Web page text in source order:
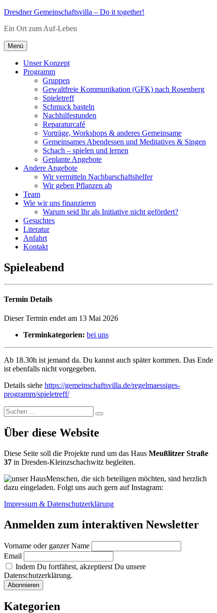
Zum
springen
Dresdner Gemeinschaftsvilla – Do it together!
Ein Ort zum Auf-Leben
Menü
Unser Konzept
Programm
Gruppen
Gewaltfreie Kommunikation (GFK) nach Rosenberg
Spieletreff
Schmuck basteln
Nachhilfestunden
Reparaturcafé
Vorträge, Workshops & anderes Gemeinsame
Gemeinsames Abendessen und Meditatives & Singen
Schach – spielen und lernen
Geplante Angebote
Andere Angebote
Wir vermitteln Nachbarschaftshelfer
Wir geben Pflanzen ab
Team
Wie wir uns finanzieren
Warum seid Ihr als Initiative nicht gefördert?
Gesuchtes
Literatur
Anfahrt
Kontakt
Spieleabend
Termin Details
Dieser Termin endet am 13 Mai 2026
Terminkategorien: bei uns
Ab 18.30h ist jemand da. Du kannst auch später kommen. Das Ende
ist ebenfalls nicht vorgegeben.
Details siehe https://gemeinschaftsvilla.de/regelmaessiges-
programm/spieletreff/
Suchen
nach:
Suchen
Über diese Website
Diese Seite soll die Projekte rund um das Haus Meußlitzer Straße
37 in Dresden-Kleinzschachwitz begleiten.
Menschen, die sich beteiligen möchten, sind herzlich
dazu eingeladen. Folgt uns auch gern auf Instagram:
Impressum & Datenschutzerklärung
Anmelden zum interaktiven Newsletter
Vorname oder ganzer Name
Email
Indem Du fortfährst, akzeptierst Du unsere
Datenschutzerklärung.
Kategorien